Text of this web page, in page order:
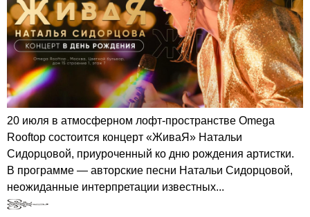
20 июля в атмосферном лофт‑пространстве Omega
Rooftop состоится концерт «ЖиваЯ» Натальи
Сидорцовой, приуроченный ко дню рождения артистки.
В программе — авторские песни Натальи Сидорцовой,
неожиданные интерпретации известных...